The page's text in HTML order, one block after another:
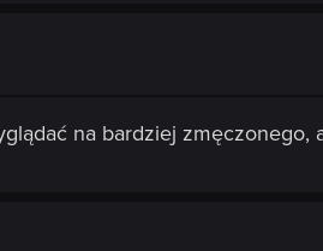
na bardziej zmęczonego,